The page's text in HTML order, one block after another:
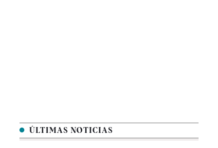
ÚLTIMAS NOTICIAS